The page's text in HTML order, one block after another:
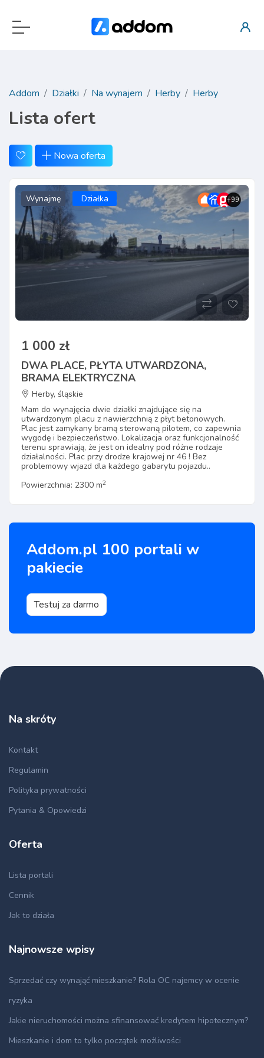
Addom Działki Na wynajem Herby Herby
Lista ofert
Nowa oferta
Wynajmę Działka +99
1 000 zł
DWA PLACE, PŁYTA UTWARDZONA,
BRAMA ELEKTRYCZNA
Herby, śląskie
Mam do wynajęcia dwie działki znajdujące się na
utwardzonym placu z nawierzchnią z płyt betonowych.
Plac jest zamykany bramą sterowaną pilotem, co zapewnia
wygodę i bezpieczeństwo. Lokalizacja oraz funkcjonalność
terenu sprawiają, że jest on idealny pod różne rodzaje
działalności. Plac przy drodze krajowej nr 46 ! Bez
problemowy wjazd dla każdego gabarytu pojazdu..
Powierzchnia: 2300 m2
Addom.pl 100 portali w
pakiecie
Testuj za darmo
Na skróty
Kontakt
Regulamin
Polityka prywatności
Pytania & Opowiedzi
Oferta
Lista portali
Cennik
Jak to działa
Najnowsze wpisy
Sprzedać czy wynająć mieszkanie? Rola OC najemcy w ocenie
ryzyka
Jakie nieruchomości można sfinansować kredytem hipotecznym?
Mieszkanie i dom to tylko początek możliwości